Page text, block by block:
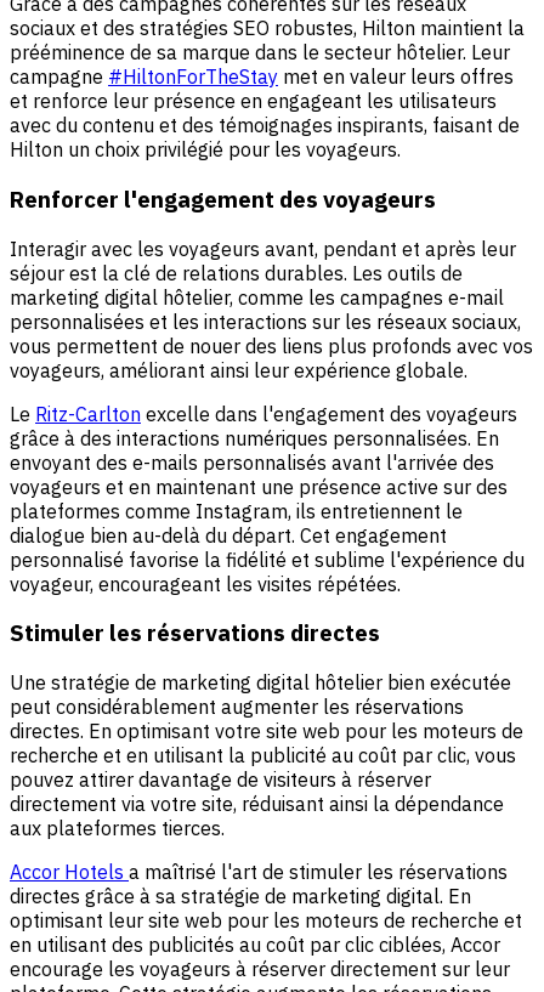
sociaux et des stratégies SEO robustes, Hilton maintient la
prééminence de sa marque dans le secteur hôtelier. Leur
campagne #HiltonForTheStay met en valeur leurs offres
et renforce leur présence en engageant les utilisateurs
avec du contenu et des témoignages inspirants, faisant de
Hilton un choix privilégié pour les voyageurs.
Renforcer l'engagement des voyageurs
Interagir avec les voyageurs avant, pendant et après leur
séjour est la clé de relations durables. Les outils de
marketing digital hôtelier, comme les campagnes e-mail
personnalisées et les interactions sur les réseaux sociaux,
vous permettent de nouer des liens plus profonds avec vos
voyageurs, améliorant ainsi leur expérience globale.
Le Ritz-Carlton excelle dans l'engagement des voyageurs
grâce à des interactions numériques personnalisées. En
envoyant des e-mails personnalisés avant l'arrivée des
voyageurs et en maintenant une présence active sur des
plateformes comme Instagram, ils entretiennent le
dialogue bien au-delà du départ. Cet engagement
personnalisé favorise la fidélité et sublime l'expérience du
voyageur, encourageant les visites répétées.
Stimuler les réservations directes
Une stratégie de marketing digital hôtelier bien exécutée
peut considérablement augmenter les réservations
directes. En optimisant votre site web pour les moteurs de
recherche et en utilisant la publicité au coût par clic, vous
pouvez attirer davantage de visiteurs à réserver
directement via votre site, réduisant ainsi la dépendance
aux plateformes tierces.
Accor Hotels a maîtrisé l'art de stimuler les réservations
directes grâce à sa stratégie de marketing digital. En
optimisant leur site web pour les moteurs de recherche et
en utilisant des publicités au coût par clic ciblées, Accor
encourage les voyageurs à réserver directement sur leur